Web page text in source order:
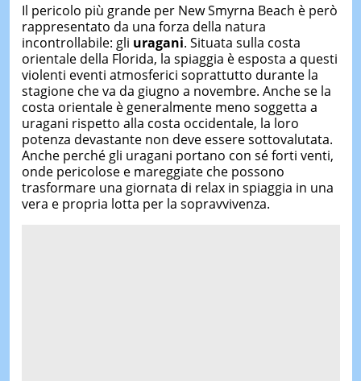
Il pericolo più grande per New Smyrna Beach è però
rappresentato da una forza della natura
incontrollabile: gli uragani. Situata sulla costa
orientale della Florida, la spiaggia è esposta a questi
violenti eventi atmosferici soprattutto durante la
stagione che va da giugno a novembre. Anche se la
costa orientale è generalmente meno soggetta a
uragani rispetto alla costa occidentale, la loro
potenza devastante non deve essere sottovalutata.
Anche perché gli uragani portano con sé forti venti,
onde pericolose e mareggiate che possono
trasformare una giornata di relax in spiaggia in una
vera e propria lotta per la sopravvivenza.